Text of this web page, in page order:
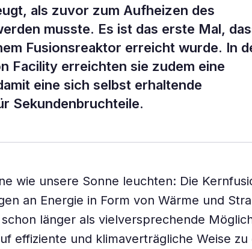
als zuvor zum Aufheizen des
musste. Es ist das erste Mal,
Fusionsreaktor erreicht wurde. In
Facility erreichten sie zudem eine
eine sich selbst erhaltende
Sekundenbruchteile.
wie unsere Sonne leuchten: Die
an Energie in Form von Wärme und
länger als vielversprechende
effiziente und klimaverträgliche Weise zu